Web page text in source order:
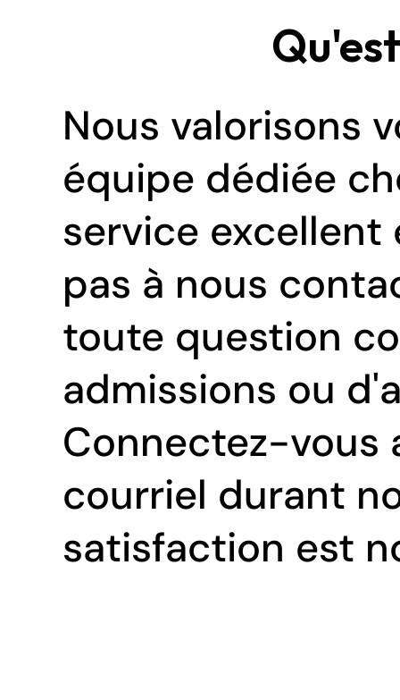
Nous valorisons
équipe dédiée
service excellent
pas à nous
toute question
admissions ou
Connectez-vous
courriel durant
satisfaction est